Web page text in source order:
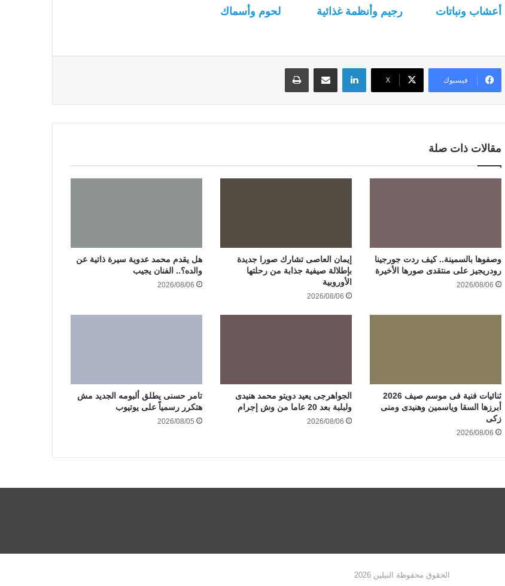
أعشاب ونباتات رجيم وأنظمة غذائية لحوم وأسماك
فيسبوك ‫X
لينكدإن
مقالات ذات صلة
وصفوها بالسمينة.. كيف ردت جورجينا
رودريجيز على منتقدى صورها الأخيرة
2026/08/06
إيمان العاصى تشارك صورا جديدة
بإطلالة صيفية جذابة من رحلتها
الأوروبية
2026/08/06
هل يقدم محمد عدوية سيرة ذاتية عن
والده؟.. الفنان يجيب
2026/08/06
ثنائيات فنية فى موسم صيف 2026
أبرزها السقا وياسمين وهنيدى ومنى
زكى
2026/08/06
الجواهرجى يعيد دويتو محمد هنيدى
ولبلبة بعد 20 عاما من وش إجرام
2026/08/06
تامر حسنى يطلق ألبومه الجديد مش
هتكرر رسمياً على يوتيوب
2026/08/05
الحقوق محفوظة النيلين 2026